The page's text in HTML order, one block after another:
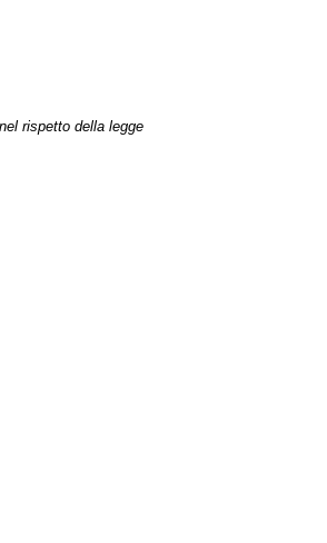
rispetto della legge